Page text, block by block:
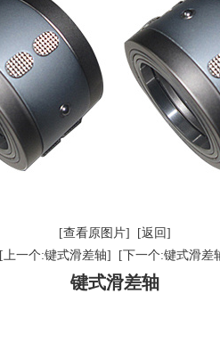
[查看原图片]
[返回]
[上一个:键式滑差轴]
[下一个:键式滑差
键式滑差轴